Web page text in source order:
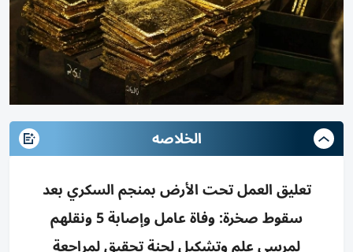
الخلاصه
تعليق العمل تحت الأرض بمنجم السكري بعد
سقوط صخرة: وفاة عامل وإصابة 5 ونقلهم